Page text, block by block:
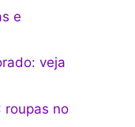
e
veja
roupas no